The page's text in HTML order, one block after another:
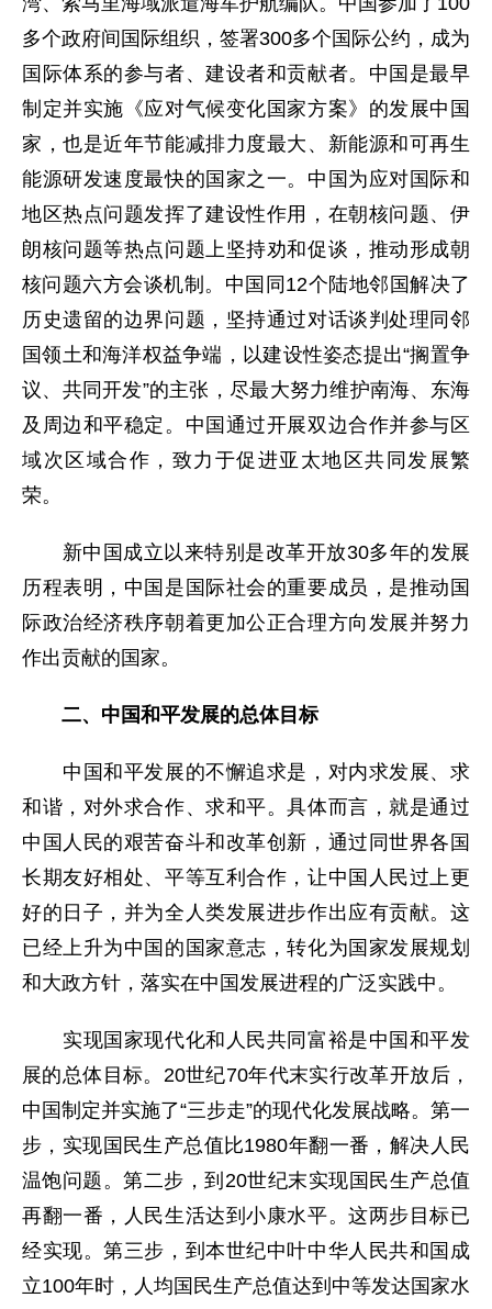
多个政府间国际组织，签署300多个国际公约，成为
国际体系的参与者、建设者和贡献者。中国是最早
制定并实施《应对气候变化国家方案》的发展中国
家，也是近年节能减排力度最大、新能源和可再生
能源研发速度最快的国家之一。中国为应对国际和
地区热点问题发挥了建设性作用，在朝核问题、伊
朗核问题等热点问题上坚持劝和促谈，推动形成朝
核问题六方会谈机制。中国同12个陆地邻国解决了
历史遗留的边界问题，坚持通过对话谈判处理同邻
国领土和海洋权益争端，以建设性姿态提出“搁置争
议、共同开发”的主张，尽最大努力维护南海、东海
及周边和平稳定。中国通过开展双边合作并参与区
域次区域合作，致力于促进亚太地区共同发展繁
荣。
新中国成立以来特别是改革开放30多年的发展
历程表明，中国是国际社会的重要成员，是推动国
际政治经济秩序朝着更加公正合理方向发展并努力
作出贡献的国家。
二、中国和平发展的总体目标
中国和平发展的不懈追求是，对内求发展、求
和谐，对外求合作、求和平。具体而言，就是通过
中国人民的艰苦奋斗和改革创新，通过同世界各国
长期友好相处、平等互利合作，让中国人民过上更
好的日子，并为全人类发展进步作出应有贡献。这
已经上升为中国的国家意志，转化为国家发展规划
和大政方针，落实在中国发展进程的广泛实践中。
实现国家现代化和人民共同富裕是中国和平发
展的总体目标。20世纪70年代末实行改革开放后，
中国制定并实施了“三步走”的现代化发展战略。第一
步，实现国民生产总值比1980年翻一番，解决人民
温饱问题。第二步，到20世纪末实现国民生产总值
再翻一番，人民生活达到小康水平。这两步目标已
经实现。第三步，到本世纪中叶中华人民共和国成
立100年时，人均国民生产总值达到中等发达国家水